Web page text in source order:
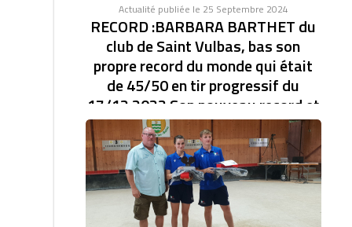
Actualité publiée le 25 Septembre 2024
RECORD :BARBARA BARTHET du
club de Saint Vulbas, bas son
propre record du monde qui était
de 45/50 en tir progressif du
17/12 2023 Son nouveau record et
de 46/47.établi à la coupe d'Europe
des clubs féminin.
RECORD DU MONDE EN TIR PROGRESSIF AVEC
46/47. BARBARA BARTHET du club de Saint Vulbas,
bas son...